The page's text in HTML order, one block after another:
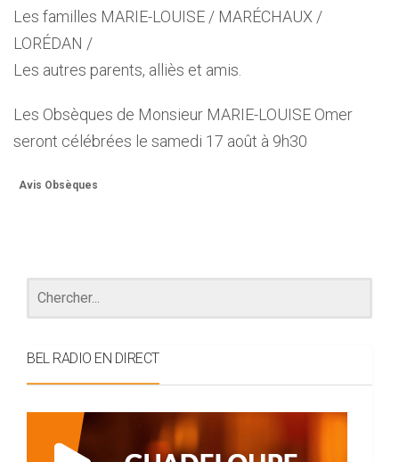
Les familles MARIE-LOUISE / MARÉCHAUX /
LORÉDAN /
Les autres parents, alliès et amis.
Les Obsèques de Monsieur MARIE-LOUISE Omer
seront célébrées le samedi 17 août à 9h30
Avis Obsèques
BEL RADIO EN DIRECT